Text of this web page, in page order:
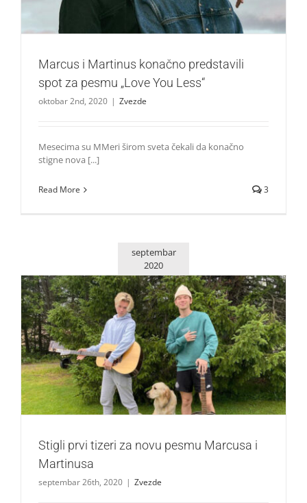
Marcus i Martinus konačno predstavili
spot za pesmu „Love You Less“
oktobar 2nd, 2020 | Zvezde
Mesecima su MMeri širom sveta čekali da konačno
stigne nova [...]
Read More 3
septembar
2020
Stigli prvi tizeri za novu pesmu Marcusa i Martinusa
Zvezde
Stigli prvi tizeri za novu pesmu Marcusa i
Martinusa
septembar 26th, 2020 | Zvezde